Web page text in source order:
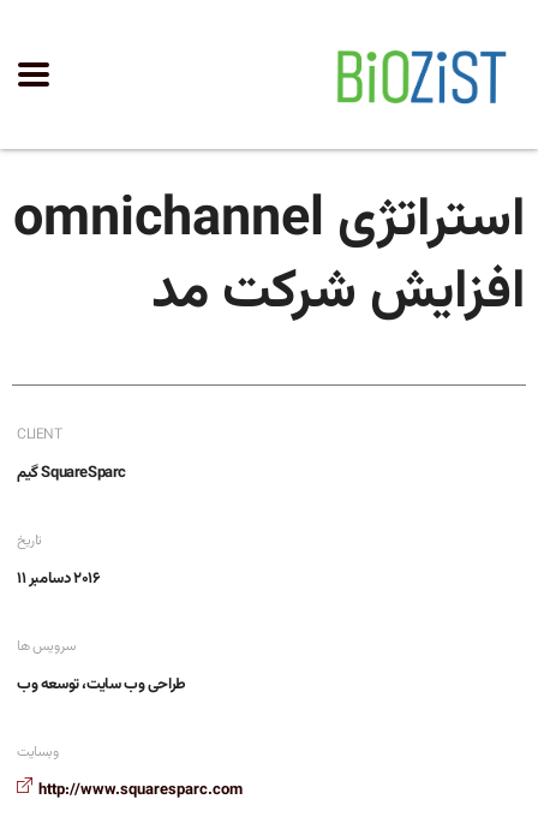
استراتژی omnichannel
افزایش شرکت مد
CLIENT
SquareSparc گیم
تاریخ
2016 دسامبر 11
سرویس ها
طراحی وب سایت، توسعه وب
وبسایت
http://www.squaresparc.com